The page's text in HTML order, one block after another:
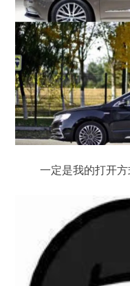
一定是我的打开方